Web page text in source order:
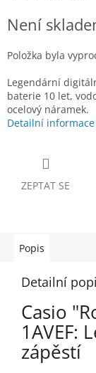
cena:
Není
Položka byla
Legendární
baterie 10 let,
ocelový náramek.
Detailní informace
ZEPTAT SE
Popis
Detailní
Casio
1AVEF:
zápěstí